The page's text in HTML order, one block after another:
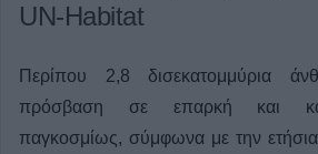
UN-Habitat
Περίπου 2,8 δισεκατομμύρια
πρόσβαση σε επαρκή και
παγκοσμίως, σύμφωνα με την